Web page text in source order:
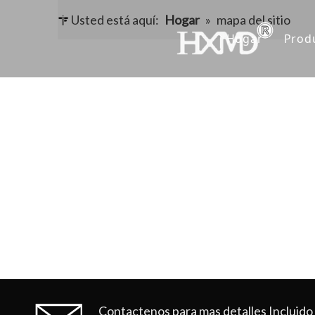
Hogar
Usted está aquí: Hogar » mapa del sitio
Contactenos para mas detalles Incluido